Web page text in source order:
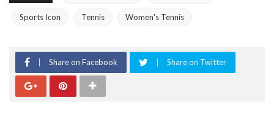
Sports Icon Tennis Women's Tennis
Share on Facebook Share on Twitter